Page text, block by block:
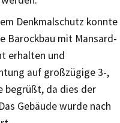
Denkmalschutz konnte
Barockbau mit Mansard-
erhalten und
auf großzügige 3-,
begrüßt, da dies der
Gebäude wurde nach